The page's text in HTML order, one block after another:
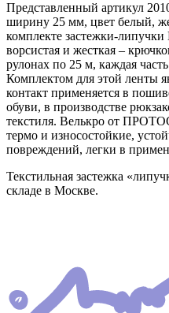
Представленный артикул
ширину 25 мм, цвет белый,
комплекте застежки-
ворсистая и жесткая –
рулонах по 25 м, каждая
Комплектом для этой ленты
контакт применяется в
обуви, в производстве
текстиля. Велькро от
термо и износостойкие,
повреждений, легки в
Текстильная застежка
складе в Москве.